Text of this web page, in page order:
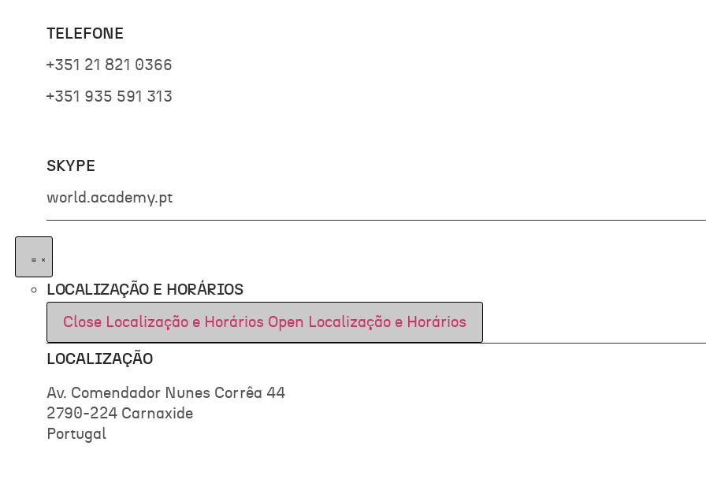
TELEFONE
+351 21 821 0366
+351 935 591 313
SKYPE
world.academy.pt
LOCALIZAÇÃO E HORÁRIOS
Close Localização e Horários Open Localização e Horários
LOCALIZAÇÃO
Av. Comendador Nunes Corrêa 44
2790-224 Carnaxide
Portugal